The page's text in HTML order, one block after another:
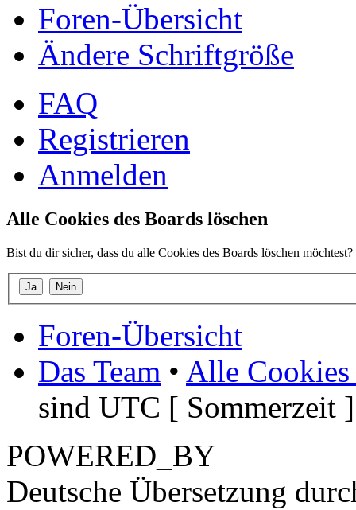
Foren-Übersicht
Ändere Schriftgröße
FAQ
Registrieren
Anmelden
Alle Cookies des Boards löschen
Bist du dir sicher, dass du alle Cookies des Boards löschen möchtest?
Foren-Übersicht
Das Team • Alle Cookies
sind UTC [ Sommerzeit ]
POWERED_BY
Deutsche Übersetzung